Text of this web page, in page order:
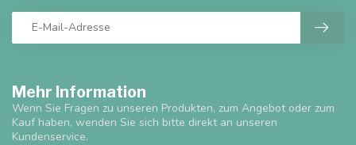
Mehr Information
Wenn Sie Fragen zu unseren Produkten, zum Angebot oder zum
Kauf haben, wenden Sie sich bitte direkt an unseren
Kundenservice.